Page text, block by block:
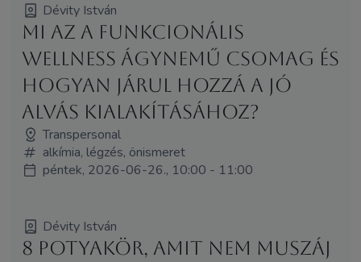
Dévity István
Mi az a funkcionális
wellness ágynemű csomag és
hogyan járul hozzá a jó
alvás kialakításához?
Transpersonal
alkímia, légzés, önismeret
péntek, 2026-06-26., 10:00 - 11:00
Dévity István
8 potyakör, amit nem muszáj